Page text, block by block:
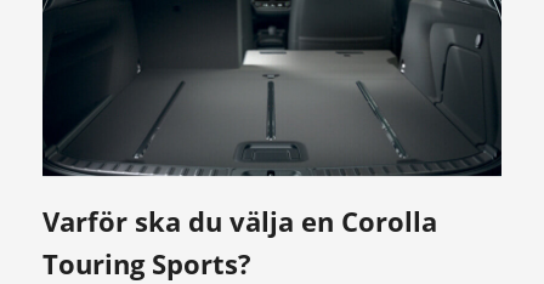
Varför ska du välja en Corolla
Touring Sports?